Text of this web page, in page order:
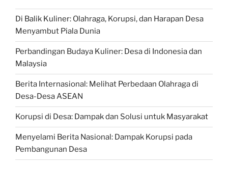
Di Balik Kuliner: Olahraga, Korupsi, dan Harapan Desa
Menyambut Piala Dunia
Perbandingan Budaya Kuliner: Desa di Indonesia dan
Malaysia
Berita Internasional: Melihat Perbedaan Olahraga di
Desa-Desa ASEAN
Korupsi di Desa: Dampak dan Solusi untuk Masyarakat
Menyelami Berita Nasional: Dampak Korupsi pada
Pembangunan Desa